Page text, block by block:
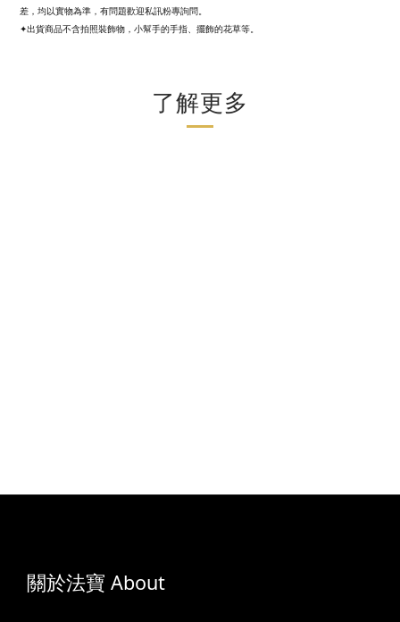
差，均以實物為準，有問題歡迎私訊粉專詢問。
✦出貨商品不含拍照裝飾物，小幫手的手指、擺飾的花草等。
了解更多
關於法寶 About